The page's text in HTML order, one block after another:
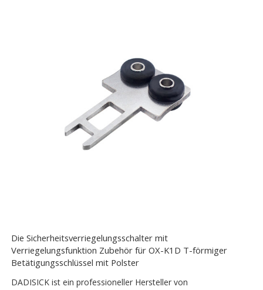
Die Sicherheitsverriegelungsschalter mit
Verriegelungsfunktion Zubehör für OX-K1D T-förmiger
Betätigungsschlüssel mit Polster
DADISICK ist ein professioneller Hersteller von